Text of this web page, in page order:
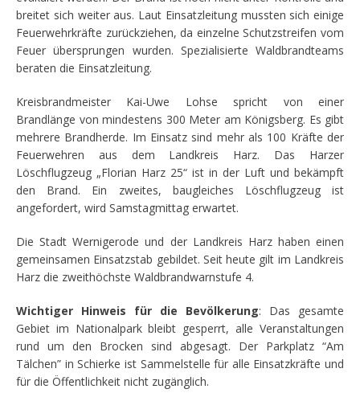
breitet sich weiter aus. Laut Einsatzleitung mussten sich einige
Feuerwehrkräfte zurückziehen, da einzelne Schutzstreifen vom
Feuer übersprungen wurden. Spezialisierte Waldbrandteams
beraten die Einsatzleitung.
Kreisbrandmeister Kai-Uwe Lohse spricht von einer
Brandlänge von mindestens 300 Meter am Königsberg. Es gibt
mehrere Brandherde. Im Einsatz sind mehr als 100 Kräfte der
Feuerwehren aus dem Landkreis Harz. Das Harzer
Löschflugzeug „Florian Harz 25“ ist in der Luft und bekämpft
den Brand. Ein zweites, baugleiches Löschflugzeug ist
angefordert, wird Samstagmittag erwartet.
Die Stadt Wernigerode und der Landkreis Harz haben einen
gemeinsamen Einsatzstab gebildet. Seit heute gilt im Landkreis
Harz die zweithöchste Waldbrandwarnstufe 4.
Wichtiger Hinweis für die Bevölkerung: Das gesamte
Gebiet im Nationalpark bleibt gesperrt, alle Veranstaltungen
rund um den Brocken sind abgesagt. Der Parkplatz “Am
Tälchen” in Schierke ist Sammelstelle für alle Einsatzkräfte und
für die Öffentlichkeit nicht zugänglich.